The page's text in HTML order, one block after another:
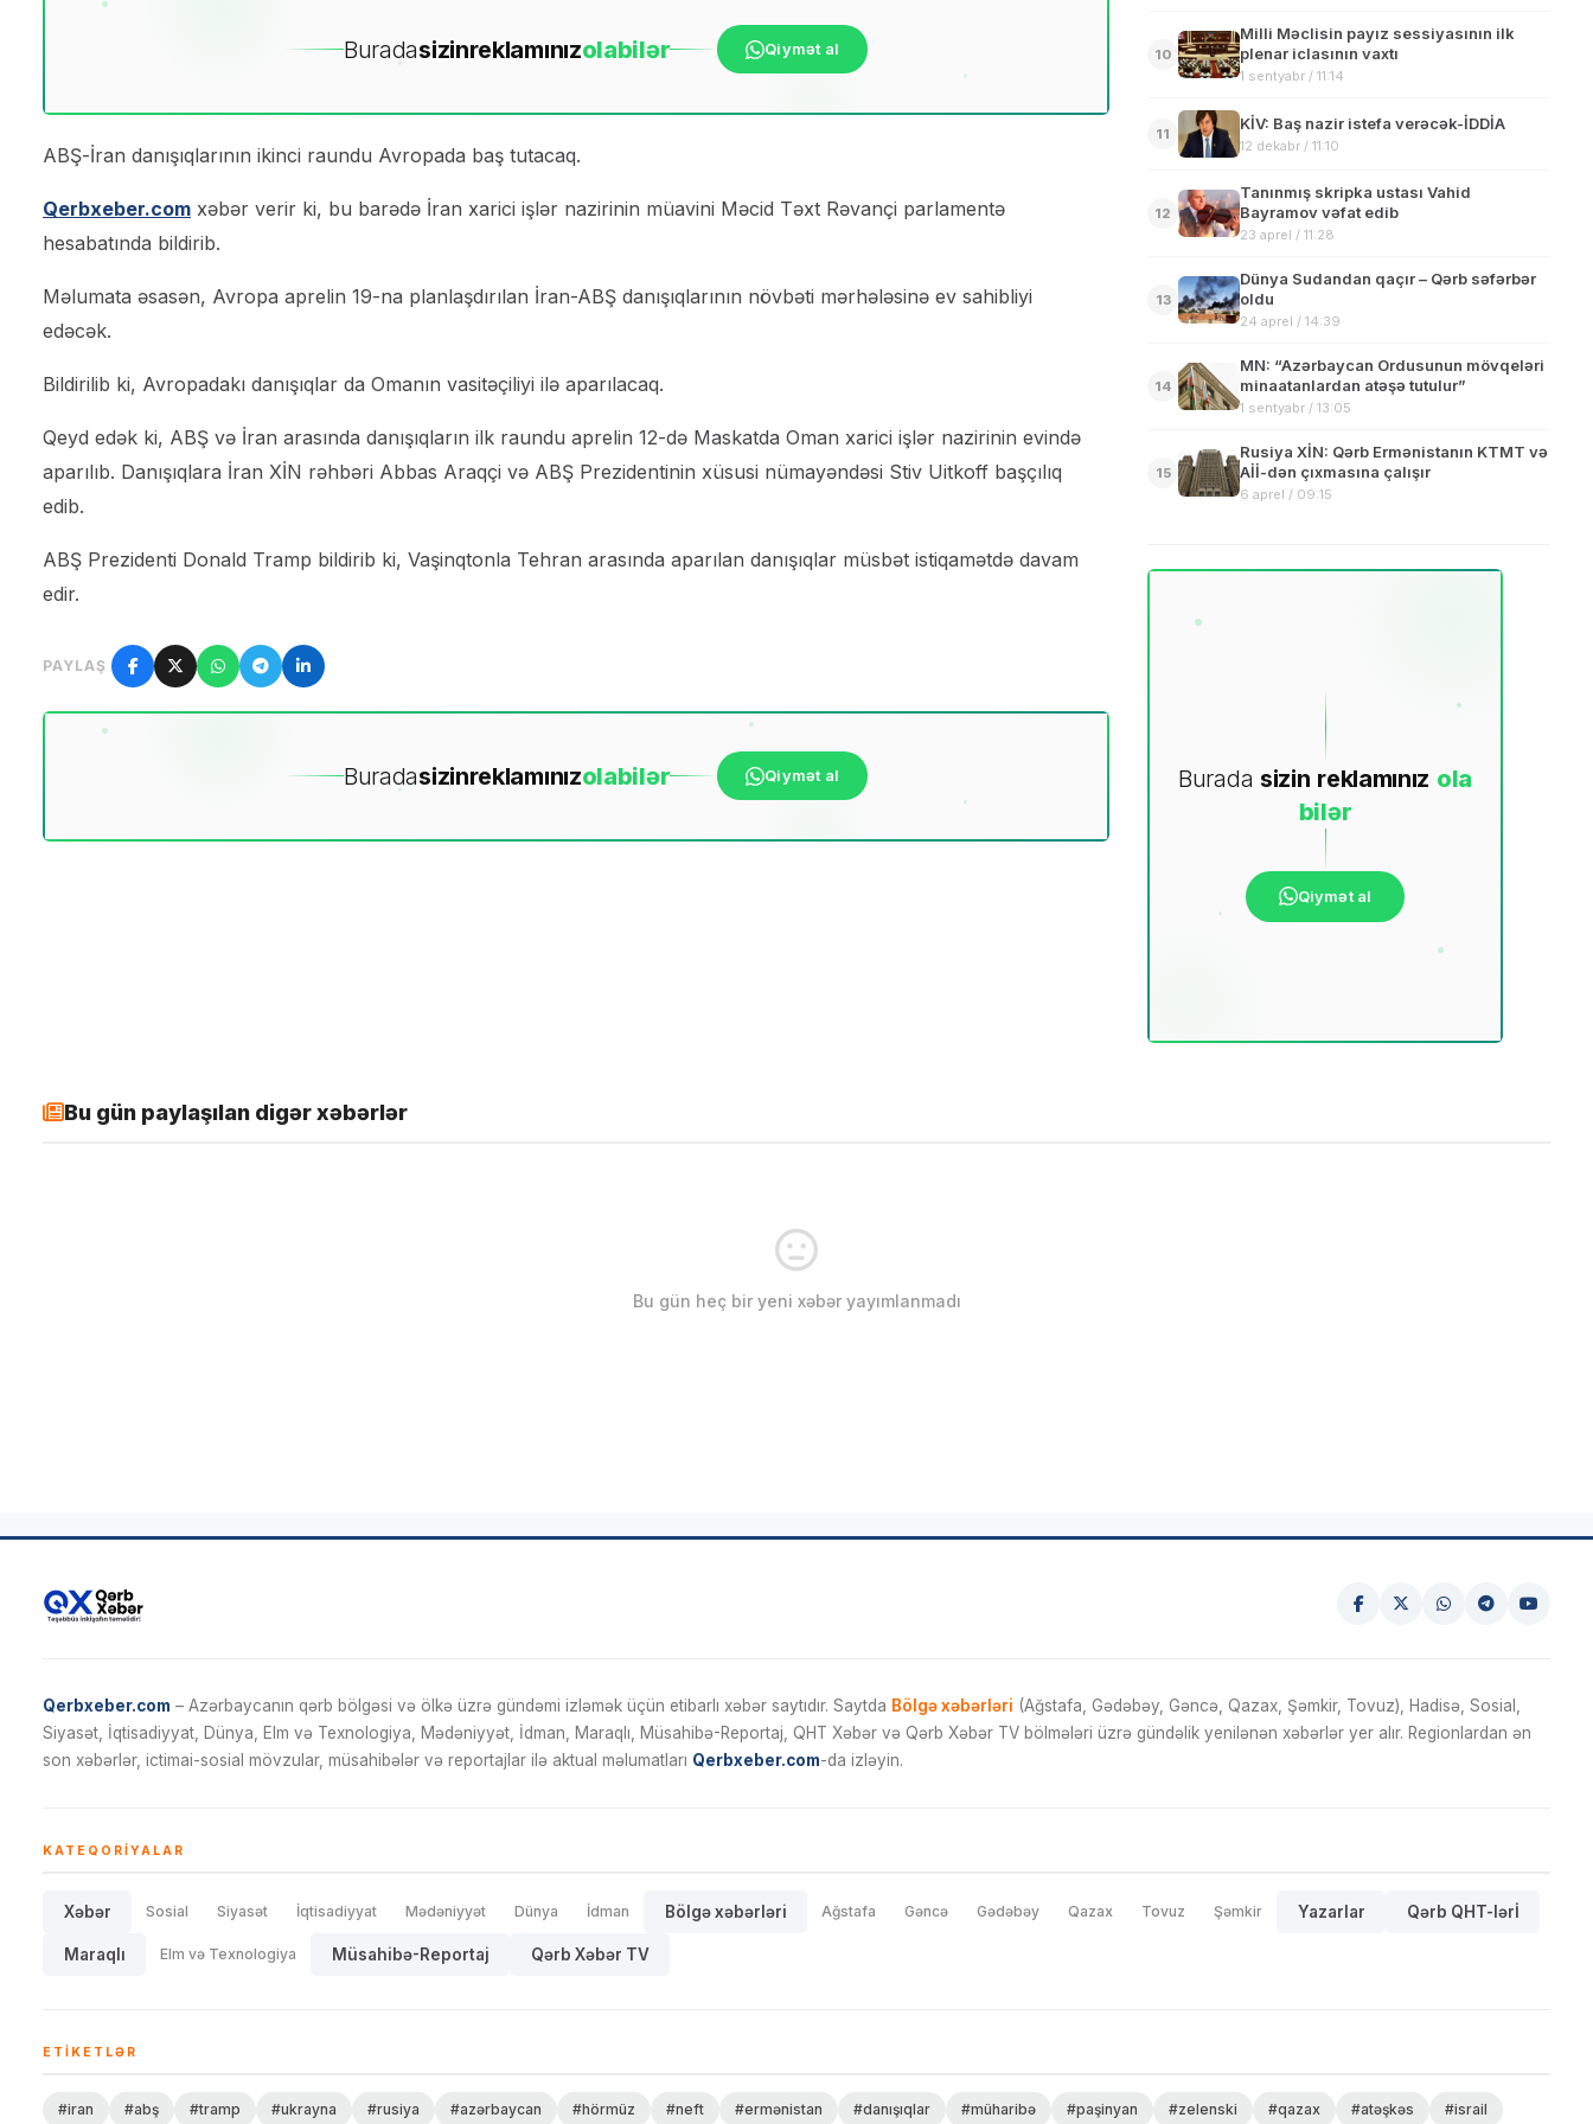
Buradasizinreklamınızolabilər Qiymət al
ABŞ-İran danışıqlarının ikinci raundu Avropada baş tutacaq.
Qerbxeber.com xəbər verir ki, bu barədə İran xarici işlər nazirinin müavini Məcid Təxt Rəvançi parlamentə
hesabatında bildirib.
Məlumata əsasən, Avropa aprelin 19-na planlaşdırılan İran-ABŞ danışıqlarının növbəti mərhələsinə ev sahibliyi
edəcək.
Bildirilib ki, Avropadakı danışıqlar da Omanın vasitəçiliyi ilə aparılacaq.
Qeyd edək ki, ABŞ və İran arasında danışıqların ilk raundu aprelin 12-də Maskatda Oman xarici işlər nazirinin evində
aparılıb. Danışıqlara İran XİN rəhbəri Abbas Araqçi və ABŞ Prezidentinin xüsusi nümayəndəsi Stiv Uitkoff başçılıq
edib.
ABŞ Prezidenti Donald Tramp bildirib ki, Vaşinqtonla Tehran arasında aparılan danışıqlar müsbət istiqamətdə davam
edir.
PAYLAŞ
Buradasizinreklamınızolabilər Qiymət al
10
Milli Məclisin payız sessiyasının ilk
plenar iclasının vaxtı
1 sentyabr / 11:14
11
KİV: Baş nazir istefa verəcək-İDDİA
12 dekabr / 11:10
12
Tanınmış skripka ustası Vahid
Bayramov vəfat edib
23 aprel / 11:28
13
Dünya Sudandan qaçır – Qərb səfərbər
oldu
24 aprel / 14:39
14
MN: “Azərbaycan Ordusunun mövqeləri
minaatanlardan atəşə tutulur”
1 sentyabr / 13:05
15
Rusiya XİN: Qərb Ermənistanın KTMT və
Aİİ-dən çıxmasına çalışır
6 aprel / 09:15
Burada sizin reklamınız ola
bilər
Qiymət al
Bu gün paylaşılan digər xəbərlər
Bu gün heç bir yeni xəbər yayımlanmadı
Qerbxeber.com – Azərbaycanın qərb bölgəsi və ölkə üzrə gündəmi izləmək üçün etibarlı xəbər saytıdır. Saytda Bölgə xəbərləri (Ağstafa, Gədəbəy, Gəncə, Qazax, Şəmkir, Tovuz), Hadisə, Sosial,
Siyasət, İqtisadiyyat, Dünya, Elm və Texnologiya, Mədəniyyət, İdman, Maraqlı, Müsahibə-Reportaj, QHT Xəbər və Qərb Xəbər TV bölmələri üzrə gündəlik yenilənən xəbərlər yer alır. Regionlardan ən
son xəbərlər, ictimai-sosial mövzular, müsahibələr və reportajlar ilə aktual məlumatları Qerbxeber.com-da izləyin.
KATEQORIYALAR
Xəbər Sosial Siyasət İqtisadiyyat Mədəniyyət Dünya İdman Bölgə xəbərləri Ağstafa Gəncə Gədəbəy Qazax Tovuz Şəmkir Yazarlar Qərb QHT-lərİ
Maraqlı Elm və Texnologiya Müsahibə-Reportaj Qərb Xəbər TV
ETIKETLƏR
#iran #abş #tramp #ukrayna #rusiya #azərbaycan #hörmüz #neft #ermənistan #danışıqlar #müharibə #paşinyan #zelenski #qazax #atəşkəs #israil